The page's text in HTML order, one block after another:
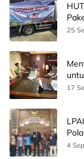
25
17
Ini
4